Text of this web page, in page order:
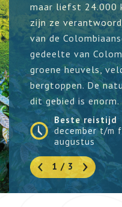
maar liefst 24.000
zijn ze
van de
gedeelte van
groene heuvels,
bergtoppen. De
dit gebied is enorm.
Beste reistijd
december t/m
augustus
1 / 3